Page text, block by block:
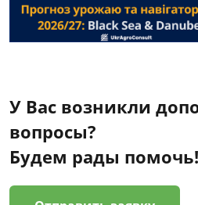
У Вас возникли
вопросы?
Будем рады помочь!